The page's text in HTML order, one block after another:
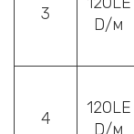
3
D/м
4
120LE
D/м